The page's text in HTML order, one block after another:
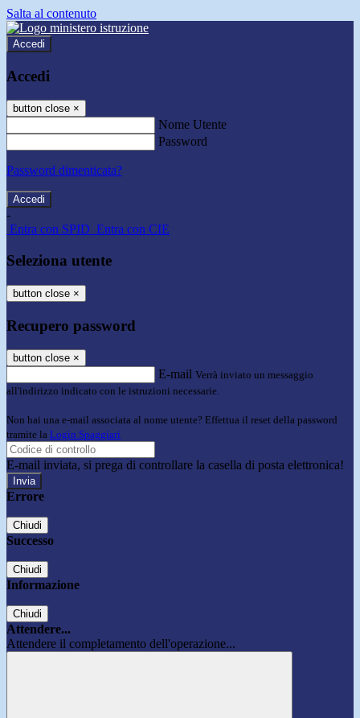
Salta al contenuto
Accedi
Accedi
button close ×
Nome Utente
Password
Password dimenticata?
-
Entra con SPID Entra con CIE
Seleziona utente
button close ×
Recupero password
button close ×
E-mail Verrà inviato un messaggio
all'indirizzo indicato con le istruzioni necessarie.
Non hai una e-mail associata al nome utente? Effettua il reset della password
tramite la Login Spaggiari
E-mail inviata, si prega di controllare la casella di posta elettronica!
Errore
Chiudi
Successo
Chiudi
Informazione
Chiudi
Attendere...
Attendere il completamento dell'operazione...